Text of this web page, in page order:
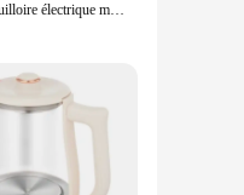
OIDIRE-Bouilloire électrique multifonctionnelle, tasse à eau bouillante intelligente, pot de santé portable, 400ml